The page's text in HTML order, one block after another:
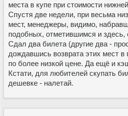
места в купе при стоимости
Спустя две недели, при весьма
мест, менеджеры, видимо,
подобных, отметившимся и здесь,
Сдал два билета (другие два -
дождавшись возврата этих мест
по более низкой цене. Да ещё и
Кстати, для любителей скупать
дешевке - налетай.